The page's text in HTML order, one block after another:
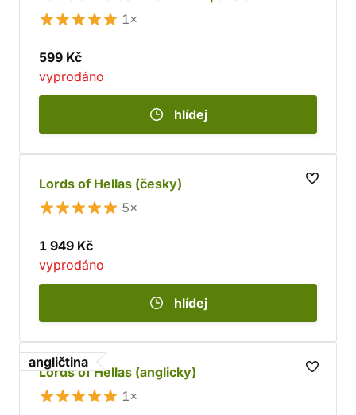
1×
599 Kč
vyprodáno
hlídej
Lords of Hellas (česky)
5×
1 949 Kč
vyprodáno
hlídej
angličtina
Lords of Hellas (anglicky)
1×